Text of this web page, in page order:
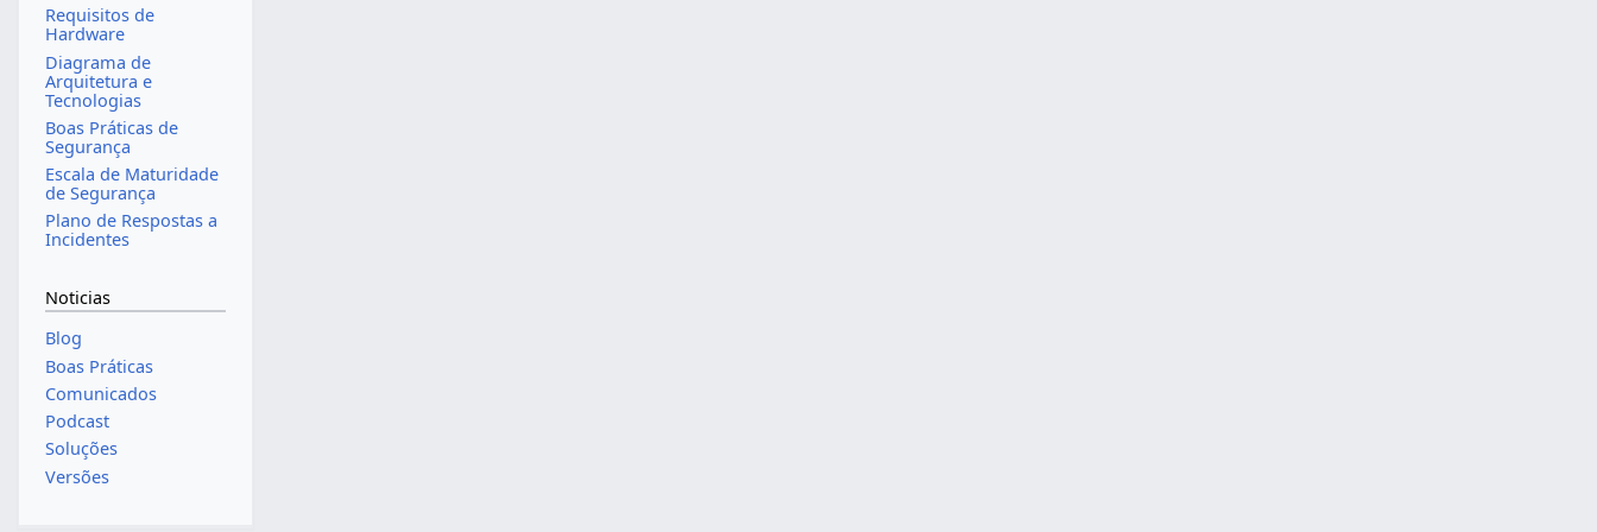
Requisitos de
Hardware
Diagrama de
Arquitetura e
Tecnologias
Boas Práticas de
Segurança
Escala de Maturidade
de Segurança
Plano de Respostas a
Incidentes
Noticias
Blog
Boas Práticas
Comunicados
Podcast
Soluções
Versões